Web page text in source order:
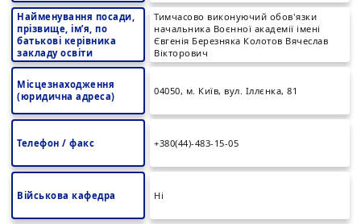
Найменування посади,
прізвище, ім’я, по
батькові керівника
закладу освіти
Тимчасово виконуючий обов'язки
начальника Воєнної академії імені
Євгенія Березняка Колотов Вячеслав
Вікторович
Місцезнаходження
(юридична адреса)
04050, м. Київ, вул. Іллєнка, 81
Телефон / факс +380(44)-483-15-05
Військова кафедра Ні